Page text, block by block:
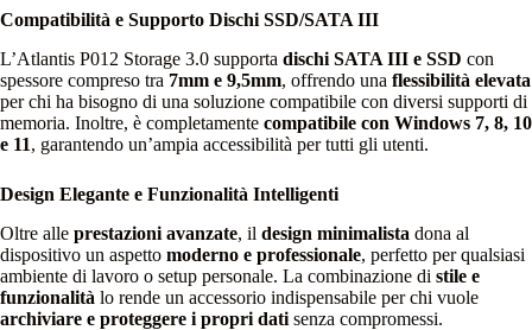
Compatibilità e Supporto Dischi SSD/SATA III
L’Atlantis P012 Storage 3.0 supporta dischi SATA III e SSD con
spessore compreso tra 7mm e 9,5mm, offrendo una flessibilità elevata
per chi ha bisogno di una soluzione compatibile con diversi supporti di
memoria. Inoltre, è completamente compatibile con Windows 7, 8, 10
e 11, garantendo un’ampia accessibilità per tutti gli utenti.
Design Elegante e Funzionalità Intelligenti
Oltre alle prestazioni avanzate, il design minimalista dona al
dispositivo un aspetto moderno e professionale, perfetto per qualsiasi
ambiente di lavoro o setup personale. La combinazione di stile e
funzionalità lo rende un accessorio indispensabile per chi vuole
archiviare e proteggere i propri dati senza compromessi.